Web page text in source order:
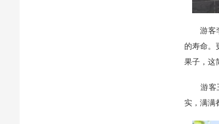
游客李
的寿命。
果子，这
游客王
实，满满